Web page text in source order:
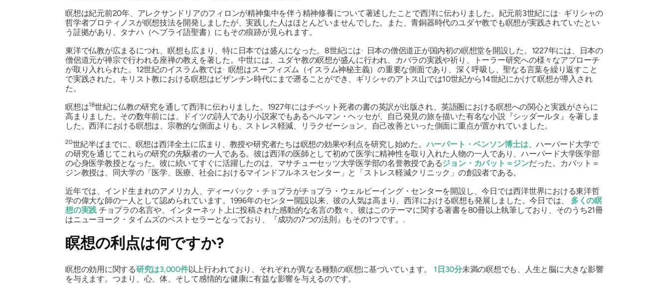
瞑想は紀元前20年、アレクサンドリアのフィロンが精神集中を伴う精神修養について著述したことで西洋に伝わりました。紀元前3世紀には、 ギリシャの
哲学者プロティノスが瞑想技法を開発しましたが、実践した人はほとんどいませんでした。また、青銅器時代のユダヤ教でも瞑想が実践されていたとい
う証拠があり、 タナハ （ヘブライ語聖書）にもその痕跡が見られます。
東洋で仏教が広まるにつれ、瞑想も広まり、特に日本では盛んになった。8世紀には、
日本の僧侶道正が国内初の瞑想堂を開設した。1227年には、日本の
僧侶道元が禅宗で行われる座禅の教えを著した。中世には、ユダヤ教の瞑想が盛んに行われ、カバラの実践や祈り、トーラー研究への様々なアプローチ
が取り入れられた。12世紀のイスラム教では、 瞑想はスーフィズム （イスラム神秘主義）の重要な側面であり、深く呼吸し、聖なる言葉を繰り返すこと
で実践された。キリスト教における瞑想はビザンチン時代にまで遡ることができ、ギリシャのアトス山では10世紀から14世紀にかけて瞑想が導入され
た。
瞑想は18世紀に仏教の研究を通して西洋に伝わりました。1927年にはチベット死者の書の英訳が出版され、英語圏における瞑想への関心と実践がさらに
高まりました。その数年前には、ドイツの詩人であり小説家でもあるヘルマン・ヘッセが、自己発見の旅を描いた有名な小説『シッダールタ』を著しま
した。西洋における瞑想は、宗教的な側面よりも、ストレス軽減、リラクゼーション、自己改善といった側面に重点が置かれていました。
20世紀半ばまでに、瞑想は西洋全土に広まり、教授や研究者たちは瞑想の効果や利点を研究し始めた。ハーバート・ベンソン博士は、ハーバード大学で
の研究を通じてこれらの研究の先駆者の一人である。彼は西洋の医師として初めて医学に精神性を取り入れた人物の一人であり、ハーバード大学医学部
の心身医学教授となった。彼に続いてすぐに活躍したのは、マサチューセッツ大学医学部の名誉教授であるジョン・カバット＝ジンだった。カバット＝
ジン教授は、同大学の「医学、医療、社会におけるマインドフルネスセンター」と「ストレス軽減クリニック」の創設者である。
近年では、インド生まれのアメリカ人、ディーパック・チョプラがチョプラ・ウェルビーイング・センターを開設し、今日では西洋世界における東洋哲
学の偉大な師の一人として認められています。1996年のセンター開設以来、彼の人気は高まり、西洋における瞑想も発展しました。今日では、 多くの瞑
想の実践 チョプラの名言や、インターネット上に投稿された感動的な名言の数々。彼はこのテーマに関する著書を80冊以上執筆しており、そのうち21冊
はニューヨーク・タイムズのベストセラーとなっており、『成功の7つの法則』もその1つです。.
瞑想の利点は何ですか?
瞑想の効用に関する研究は3,000件以上行われており、それぞれが異なる種類の瞑想に基づいています。1日30分未満の瞑想でも、人生と脳に大きな影響
を与えます。つまり、心、体、そして感情的な健康に有益な影響を与えるのです。